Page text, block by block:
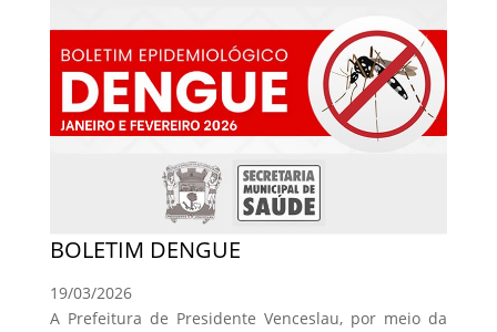
BOLETIM DENGUE
19/03/2026
A Prefeitura de Presidente Venceslau, por meio da